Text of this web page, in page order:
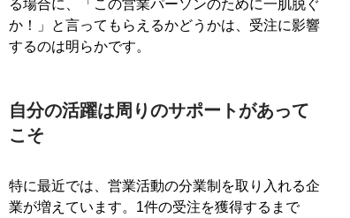
る場合に、「この営業パーソンのために一肌脱ぐ
か！」と言ってもらえるかどうかは、受注に影響
するのは明らかです。
自分の活躍は周りのサポートがあって
こそ
特に最近では、営業活動の分業制を取り入れる企
業が増えています。1件の受注を獲得するまで